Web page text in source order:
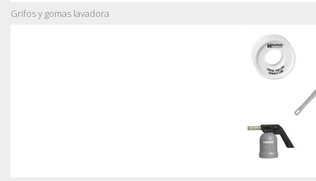
Grifos y gomas lavadora